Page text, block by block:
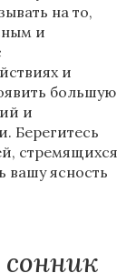
на то,
и
и
большую
и
Берегитесь
стремящихся
вашу ясность